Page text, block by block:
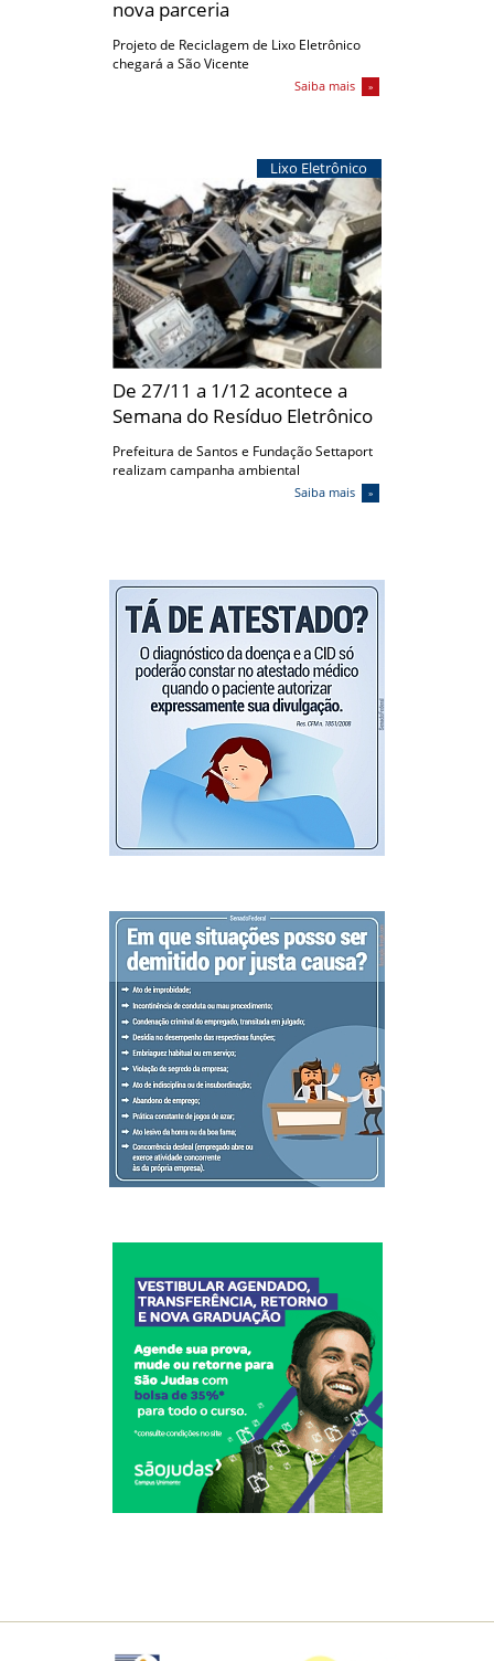
nova parceria
Projeto de Reciclagem de Lixo Eletrônico
chegará a São Vicente
Saiba mais
Lixo Eletrônico
De 27/11 a 1/12 acontece a
Semana do Resíduo Eletrônico
Prefeitura de Santos e Fundação Settaport
realizam campanha ambiental
Saiba mais